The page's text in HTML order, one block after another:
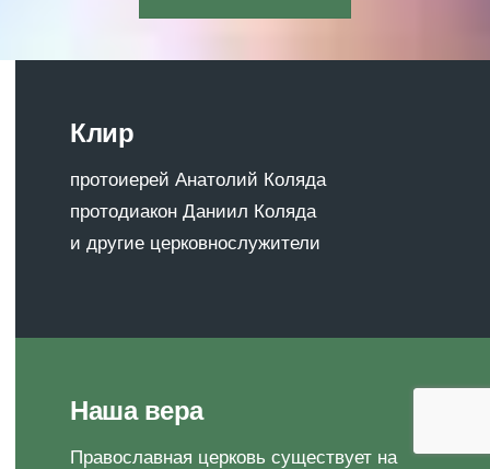
Клир
протоиерей Анатолий Коляда
протодиакон Даниил Коляда
и другие церковнослужители
Наша вера
Православная церковь существует на